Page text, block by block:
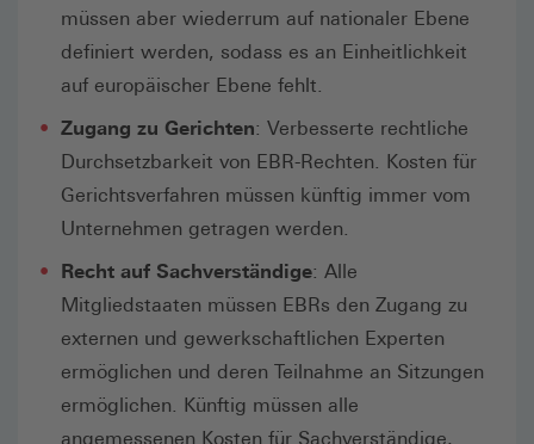
müssen aber wiederrum auf nationaler Ebene
definiert werden, sodass es an Einheitlichkeit
auf europäischer Ebene fehlt.
Zugang zu Gerichten: Verbesserte rechtliche
Durchsetzbarkeit von EBR-Rechten. Kosten für
Gerichtsverfahren müssen künftig immer vom
Unternehmen getragen werden.
Recht auf Sachverständige: Alle
Mitgliedstaaten müssen EBRs den Zugang zu
externen und gewerkschaftlichen Experten
ermöglichen und deren Teilnahme an Sitzungen
ermöglichen. Künftig müssen alle
angemessenen Kosten für Sachverständige,